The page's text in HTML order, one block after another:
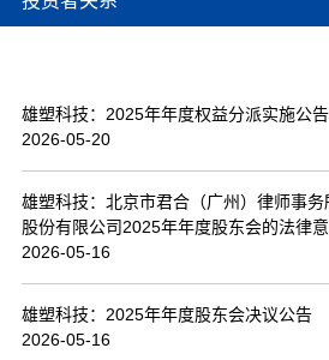
资讯中心
经典案例
联系我们
雄塑科技：2025年年度权益分派实施公告
2026-05-20
雄塑科技：北京市君合（广州）律师事
股份有限公司2025年年度股东会的法律
2026-05-16
雄塑科技：2025年年度股东会决议公告
2026-05-16